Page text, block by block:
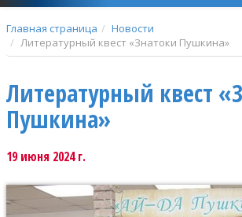
Главная страница
Новости
Литературный квест «Знатоки Пушкина»
Литературный квест
Пушкина»
19 июня 2024 г.